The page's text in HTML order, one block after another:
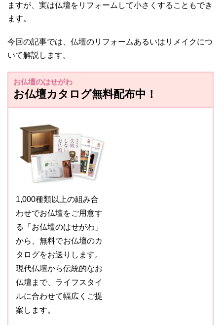
ますが、実は仏壇をリフォームして小さくすることもでき
ます。
今回の記事では、仏壇のリフォームあるいはリメイクにつ
いて解説します。
お仏壇のはせがわ
お仏壇カタログ無料配布中！
1,000種類以上の組み合
わせでお仏壇をご用意す
る「お仏壇のはせがわ」
から、無料でお仏壇のカ
タログをお送りします。
現代仏壇から伝統的なお
仏壇まで、ライフスタイ
ルに合わせて幅広くご提
案します。